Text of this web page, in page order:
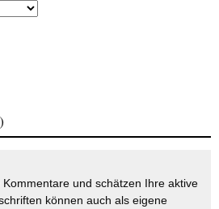
und schätzen Ihre aktive
können auch als eigene